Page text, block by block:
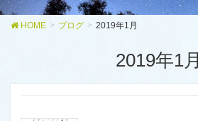
HOME ブログ 2019年1月
2019年1月